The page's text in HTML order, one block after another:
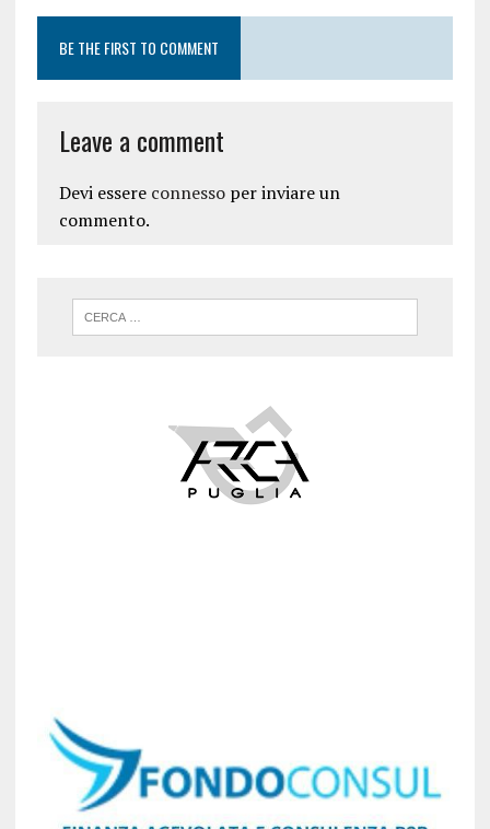
BE THE FIRST TO COMMENT
Leave a comment
Devi essere connessoper inviare un
commento.